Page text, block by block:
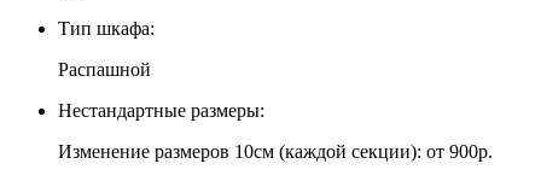
Тип шкафа:
Распашной
Нестандартные размеры:
Изменение размеров 10см (каждой секции): от 900р.